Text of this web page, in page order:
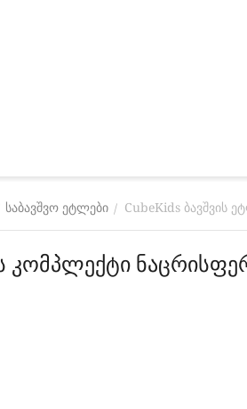
საბავშვო ეტლები / CubeKids ბავშვის
კომპლექტი